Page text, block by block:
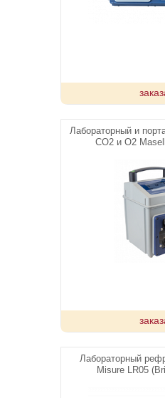
Лабораторный и
CO2 и O2
Лабораторный
Misure LR05